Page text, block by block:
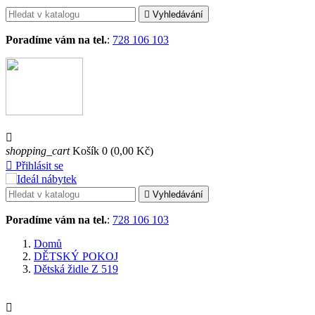
 Vyhledávání
Poradíme vám na tel.: 728 106 103

shopping_cart Košík 0 (0,00 Kč)
 Přihlásit se
 Vyhledávání
Poradíme vám na tel.: 728 106 103
Domů
DĚTSKÝ POKOJ
Dětská židle Z 519
